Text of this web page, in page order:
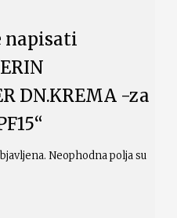
napisati
DN.KREMA -za
Neophodna polja su